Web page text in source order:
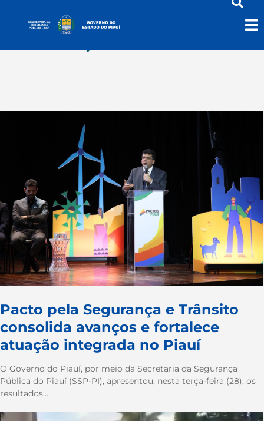
abril 28, 2026
Pacto pela Segurança e Trânsito
consolida avanços e fortalece
atuação integrada no Piauí
O Governo do Piauí, por meio da Secretaria da Segurança
Pública do Piauí (SSP-PI), apresentou, nesta terça-feira (28), os
resultados...